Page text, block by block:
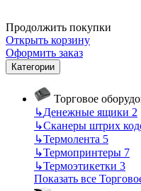
Продолжить покупки
Открыть корзину
Оформить заказ
Категории
Торговое
↳Денежные ящики 2
↳Сканеры штрих
↳Термолента 5
↳Термопринтеры 7
↳Термоэтикетки 3
Показать все